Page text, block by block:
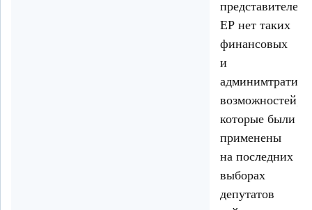
представителей
ЕР нет таких
финансовых
и
возможностей,
которые были
применены
на последних
выборах
депутатов